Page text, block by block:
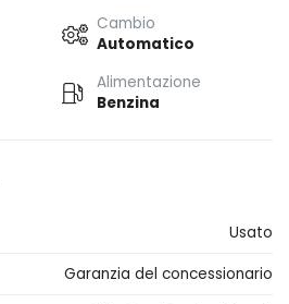
Cambio
Automatico
Alimentazione
Benzina
Usato
Garanzia del concessionario